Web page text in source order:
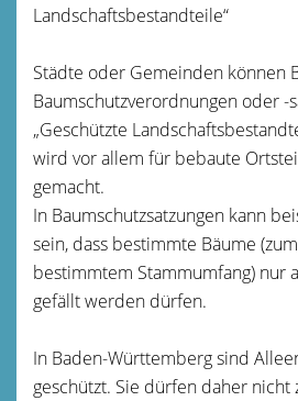
Landschaftsbestandteile“
Städte oder Gemeinden können
Baumschutzverordnungen oder -
„Geschützte
wird vor allem für bebaute
gemacht.
In Baumschutzsatzungen kann
sein, dass bestimmte Bäume
bestimmtem Stammumfang) nur
gefällt werden dürfen.
In Baden-Württemberg sind
geschützt. Sie dürfen daher